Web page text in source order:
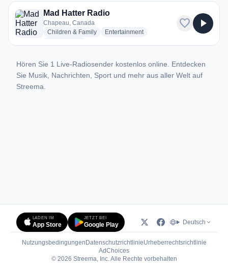
1 Radiosender aus Chapeau
Mad Hatter Radio
Chapeau, Canada
Children & Familyradio stations
Entertainmentradio stations
favorite play_arrow
Hören Sie 1 Live-Radiosender kostenlos online. Entdecken
Sie Musik, Nachrichten, Sport und mehr aus aller Welt auf
Streema.
LADEN IM
App Store
JETZT BEI
Google Play Deutsch
Nutzungsbedingungen DatenschutzrichtlinieUrheberrechtsrichtlinie
AdChoices(öffnet in neuem Tab)
© 2026 Streema, Inc. Alle Rechte vorbehalten